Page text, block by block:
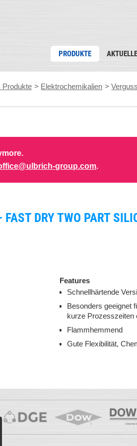
PRODUKTE
Produkte > Elektrochemikalien >
group.com.
DRY TWO PART
Features
Schnellhärtende
Besonders geeignet
kurze Prozesszeiten
Flammhemmend
Gute Flexibilität,